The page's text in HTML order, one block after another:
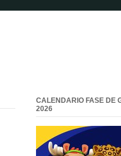
CALENDARIO FASE DE
2026